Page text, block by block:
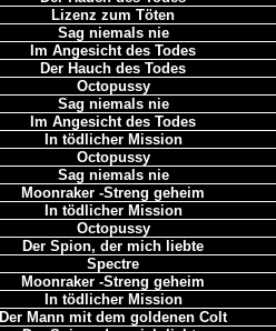
Lizenz zum Töten
Sag niemals nie
Im Angesicht des Todes
Der Hauch des Todes
Octopussy
Sag niemals nie
Im Angesicht des Todes
In tödlicher Mission
Octopussy
Sag niemals nie
Moonraker -Streng geheim
In tödlicher Mission
Octopussy
Der Spion, der mich liebte
Spectre
Moonraker -Streng geheim
In tödlicher Mission
Der Mann mit dem goldenen Colt